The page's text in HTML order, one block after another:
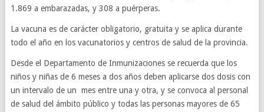
1.869 a embarazadas, y 308 a puérperas.
La vacuna es de carácter obligatorio, gratuita y se aplica durante
todo el año en los vacunatorios y centros de salud de la provincia.
Desde el Departamento de Inmunizaciones se recuerda que los
niños y niñas de 6 meses a dos años deben aplicarse dos dosis con
un intervalo de un mes entre una y otra, y se convoca al personal
de salud del ámbito público y todas las personas mayores de 65